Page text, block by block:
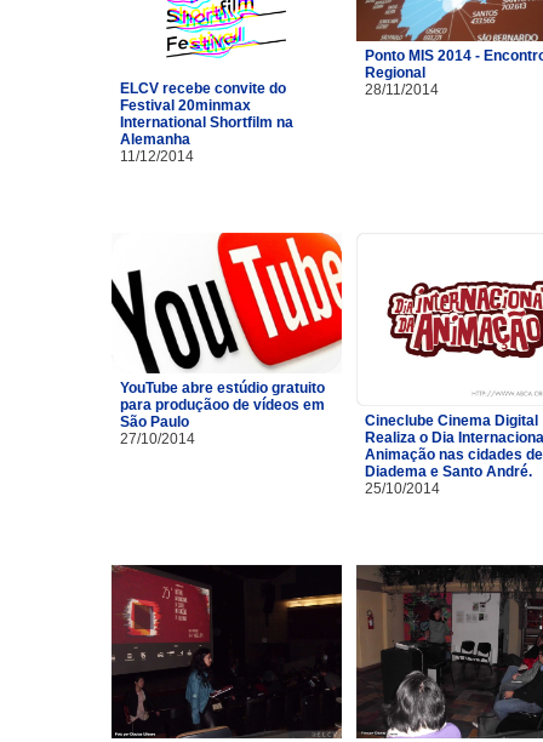
ELCV recebe convite do
Festival 20minmax
International Shortfilm na
Alemanha
11/12/2014
Ponto MIS 2014 -
Regional
28/11/2014
YouTube abre estúdio gratuito
para produçãoo de vídeos em
São Paulo
27/10/2014
Cineclube Cinema Digital
Realiza o Dia
Animação nas cidades de
Diadema e Santo André.
25/10/2014